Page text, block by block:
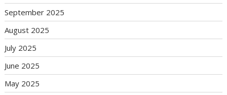
September 2025
August 2025
July 2025
June 2025
May 2025